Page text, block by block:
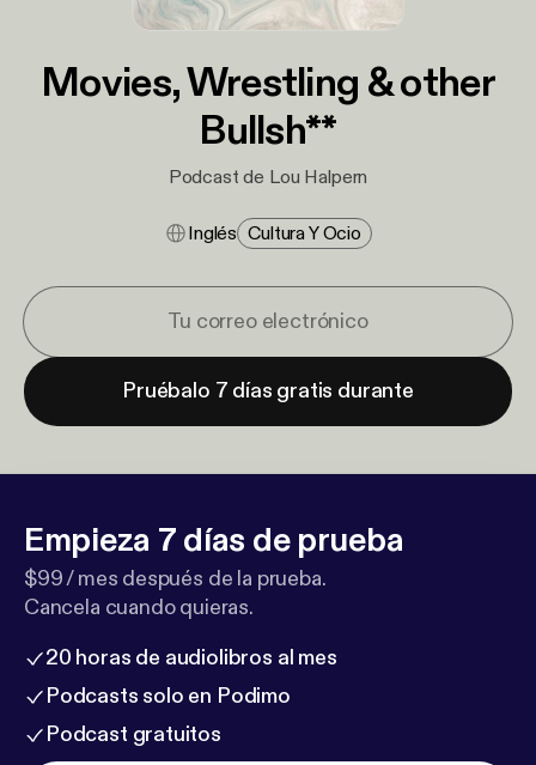
Movies, Wrestling & other
Bullsh**
Podcast de Lou Halpern
Inglés Cultura Y Ocio
Pruébalo 7 días gratis durante
Empieza 7 días de prueba
$99 / mes después de la prueba.
Cancela cuando quieras.
20 horas de audiolibros al mes
Podcasts solo en Podimo
Podcast gratuitos